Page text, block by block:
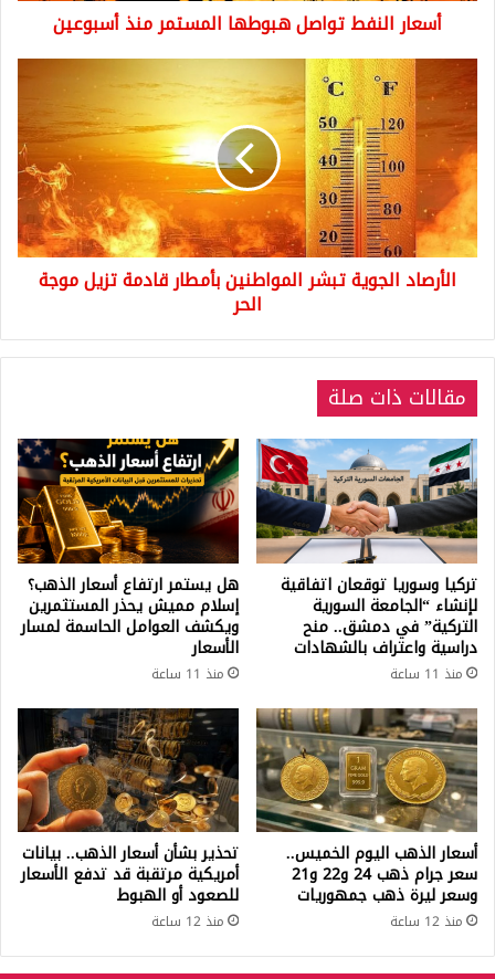
أسعار النفط تواصل هبوطها المستمر منذ أسبوعين
الأرصاد
الجوية
تبشر
المواطنين
بأمطار
قادمة
تزيل
موجة
الحر
الأرصاد الجوية تبشر المواطنين بأمطار قادمة تزيل موجة
الحر
مقالات ذات صلة
تركيا وسوريا توقعان اتفاقية
لإنشاء “الجامعة السورية
التركية” في دمشق.. منح
دراسية واعتراف بالشهادات
منذ 11 ساعة
هل يستمر ارتفاع أسعار الذهب؟
إسلام مميش يحذر المستثمرين
ويكشف العوامل الحاسمة لمسار
الأسعار
منذ 11 ساعة
أسعار الذهب اليوم الخميس..
سعر جرام ذهب 24 و22 و21
وسعر ليرة ذهب جمهوريات
منذ 12 ساعة
تحذير بشأن أسعار الذهب.. بيانات
أمريكية مرتقبة قد تدفع الأسعار
للصعود أو الهبوط
منذ 12 ساعة